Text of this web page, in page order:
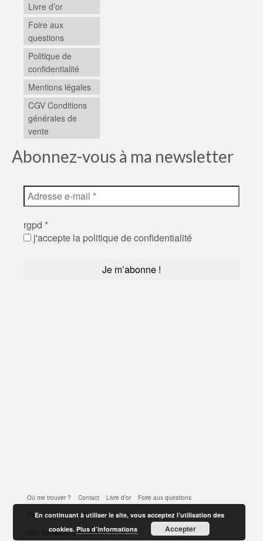
Livre d’or
Foire aux
questions
Politique de
confidentialité
Mentions légales
CGV Conditions
générales de
vente
Abonnez-vous à ma newsletter
rgpd *
j'accepte la politique de confidentialité
Où me trouver ? Contact Livre d’or Foire aux questions
Politique de confidentialité Mentions légales
CGV Conditions générales de vente
En continuant à utiliser le site, vous acceptez l’utilisation des
cookies.Plus d’informations Accepter